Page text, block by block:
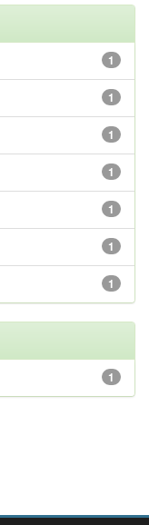
1
1
1
1
1
1
1
1